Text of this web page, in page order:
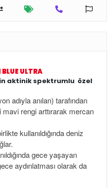
ULTRA
aktinik spektrumlu özel
adıyla anılan) tarafından
rengi arttırarak mercan
kullanıldığında deniz
gece yaşayan
aydınlatması olarak da